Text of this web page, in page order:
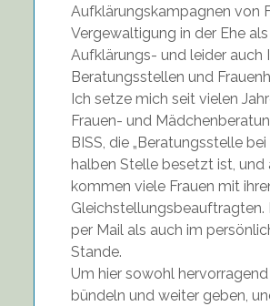
Aufklärungskampagnen von
Vergewaltigung in der Ehe
Aufklärungs- und leider auch
Beratungsstellen und
Ich setze mich seit vielen
Frauen- und
BISS, die „Beratungsstelle
halben Stelle besetzt ist,
kommen viele Frauen mit
per Mail als auch im
Stande.
Um hier sowohl
bündeln und weiter geben,